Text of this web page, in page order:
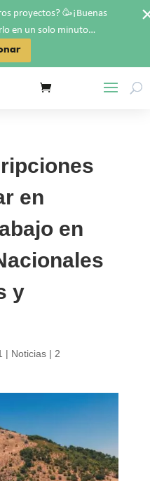
en
en
y
| Noticias| 2
proyectos? 🥳¡Buenas
en un solo minuto…